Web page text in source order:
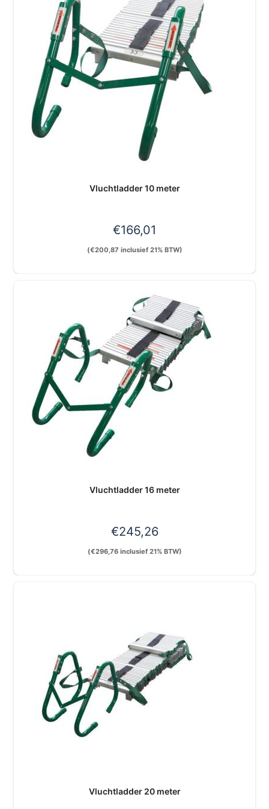
Vluchtladder 10 meter
€166,01
(€200,87 inclusief 21% BTW)
Vluchtladder 16 meter
€245,26
(€296,76inclusief 21% BTW)
Vluchtladder 20 meter